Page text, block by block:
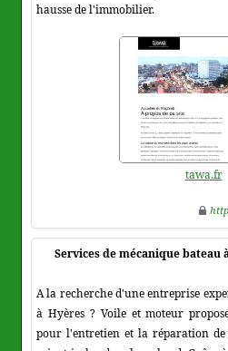
hausse de l'immobilier.
tawa.fr
Services de mécanique bateau
A la recherche d'une entreprise
à Hyères ? Voile et moteur
pour l'entretien et la réparation